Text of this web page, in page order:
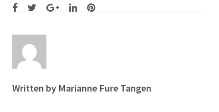
Facebook
TwitterGoogle+
LinkedInPinterest
Written by Marianne Fure Tangen